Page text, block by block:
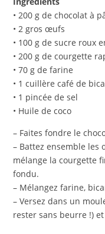
• 200 g de chocolat à
• 2 gros œufs
• 100 g de sucre roux
• 200 g de courgette
• 70 g de farine
• 1 cuillère café de
• 1 pincée de sel
• Huile de coco
– Faites fondre le
– Battez ensemble
mélange la courgette
fondu.
– Mélangez farine,
– Versez dans un
rester sans beurre !)